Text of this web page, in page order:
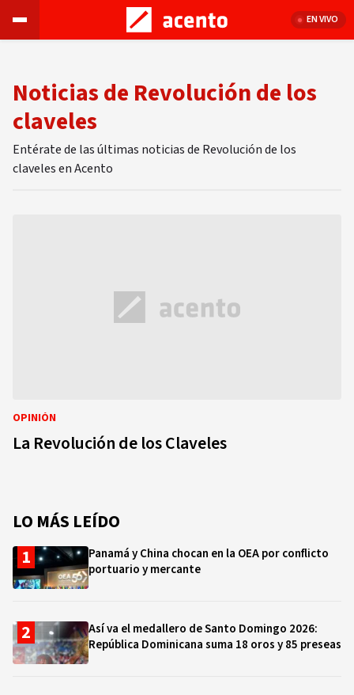
EN VIVO
Noticias de Revolución de los
claveles
Entérate de las últimas noticias de Revolución de los
claveles en Acento
OPINIÓN
La Revolución de los Claveles
LO MÁS LEÍDO
Panamá y China chocan en la OEA por conflicto
portuario y mercante
Así va el medallero de Santo Domingo 2026:
República Dominicana suma 18 oros y 85 preseas